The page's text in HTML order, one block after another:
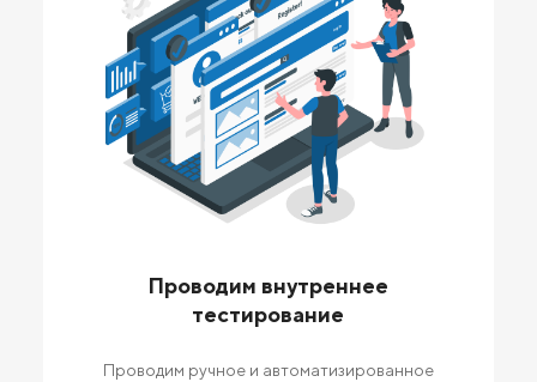
Проводим внутреннее
тестирование
Проводим ручное и автоматизированное